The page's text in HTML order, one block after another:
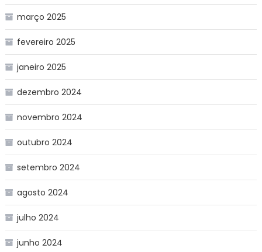
março 2025
fevereiro 2025
janeiro 2025
dezembro 2024
novembro 2024
outubro 2024
setembro 2024
agosto 2024
julho 2024
junho 2024